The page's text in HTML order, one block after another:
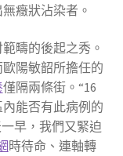
癥狀沾染者。
疇的後起之秀。
陽敏韶所擔任的
僅隔兩條街。“16
能否有此病例的
早，我們又緊迫
時待命、連軸轉